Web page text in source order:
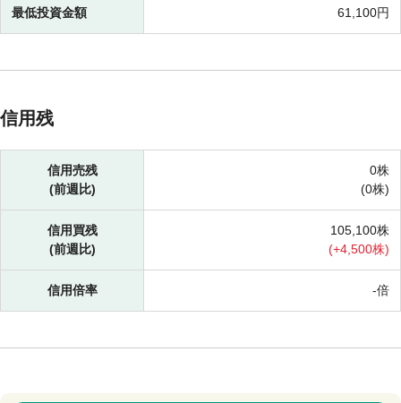
最低投資金額 61,100円
信用残
信用売残
(前週比)
0株
(0株)
信用買残
(前週比)
105,100株
(+4,500株)
信用倍率 -倍